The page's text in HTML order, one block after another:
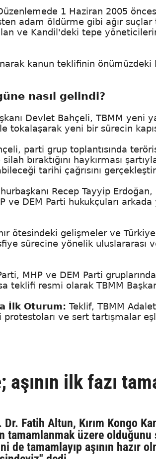
1 Haziran 2005
adam öldürme gibi ağır suçlar
ve Kandil'deki tepe
kanun teklifinin önümüzdeki
nasıl gelindi?
Devlet Bahçeli, TBMM yeni
yeni bir sürecin
parti grup toplantısında
bıraktığını haykırması
tarihi çağrısını
Recep Tayyip Erdoğan,
ve DEM Parti hukukçuları
ötesindeki gelişmeler ve
sürecine yönelik uluslararası
MHP ve DEM Parti
teklifi resmi olarak TBMM
İlk Oturum: Teklif, TBMM
ve sert tartışmalar
ilk fazı
Fatih Altun, Kırım Kongo
tamamlanmak üzere
tamamlayıp aşının hazır